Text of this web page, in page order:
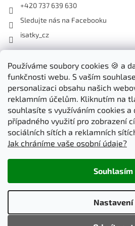
Používáme soubory cookies 🍪 a
funkčnosti webu. S vaším
personalizaci obsahu našich
reklamním účelům. Kliknutím na
souhlasíte s využíváním cookies a
případného využití pro zobrazení
sociálních sítích a reklamních
Jak chráníme vaše osobní údaje?
Nastavení
Souhlasím
+420 737 639 630
Sledujte nás na Facebooku
isatky_cz
Odebírat newsletter
Vložte svůj e-mail a my vám budeme
produktech na našem e-shopu.
E-mail
PŘIHLÁSIT SE